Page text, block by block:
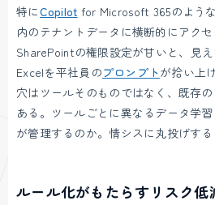
特にCopilot for Microsoft 365のよう
内のテナントデータに横断的にアクセ
SharePointの権限設定が甘いと、見
Excelを平社員のプロンプトが拾い上
穴はツールそのものではなく、既存
ある。ツールごとに異なるデータ学
が管理するのか。情シスに丸投げする
ルール化がもたらすリスク低